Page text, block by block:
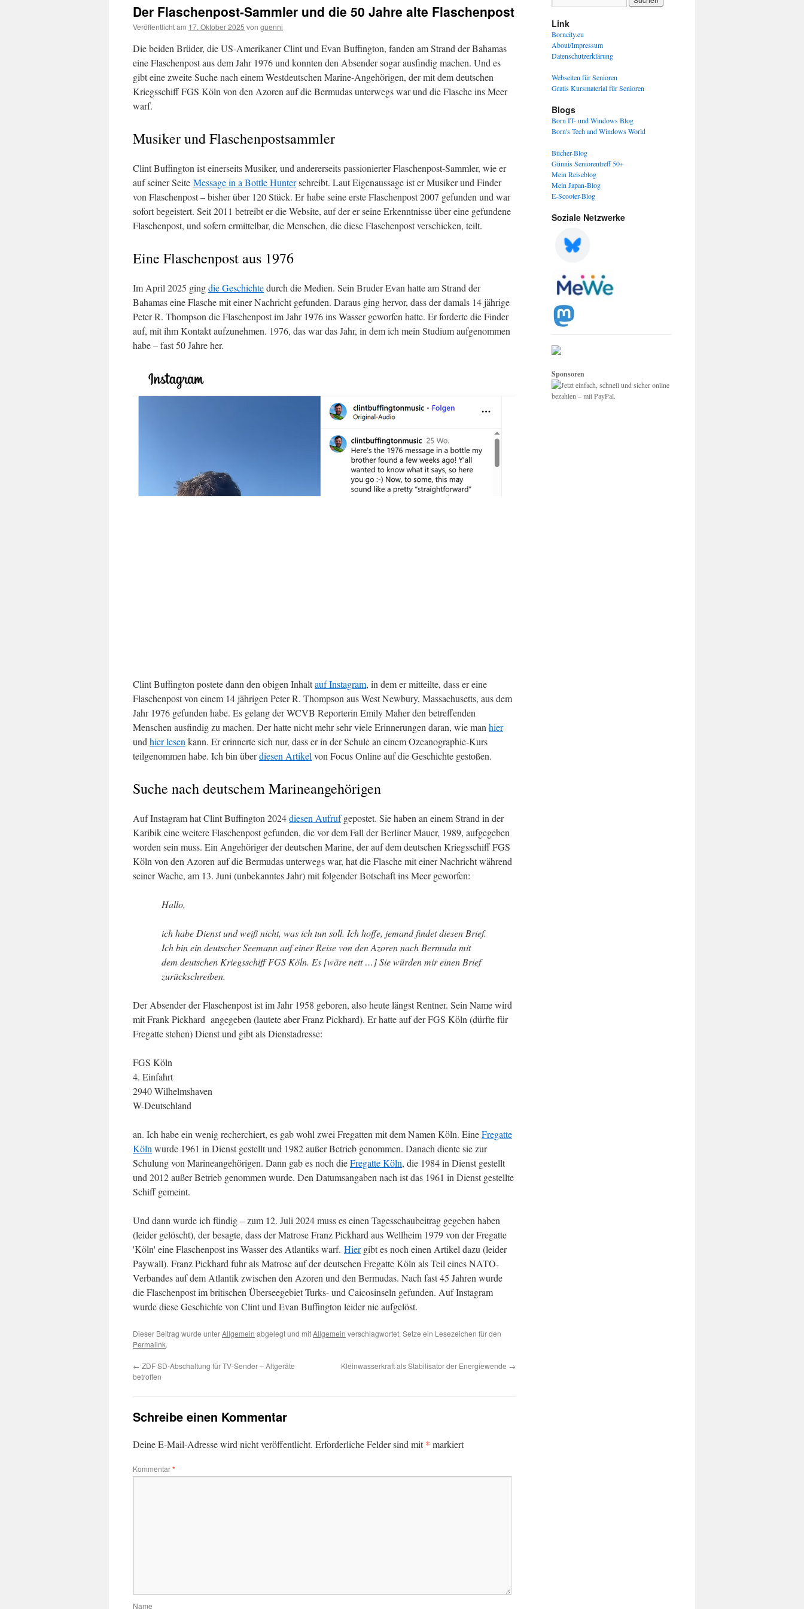
Der Flaschenpost-Sammler und die 50 Jahre alte Flaschenpost
Veröffentlicht am 17. Oktober 2025 von guenni
Die beiden Brüder, die US-Amerikaner Clint und Evan Buffington, fanden am Strand der Bahamas
eine Flaschenpost aus dem Jahr 1976 und konnten den Absender sogar ausfindig machen. Und es
gibt eine zweite Suche nach einem Westdeutschen Marine-Angehörigen, der mit dem deutschen
Kriegsschiff FGS Köln von den Azoren auf die Bermudas unterwegs war und die Flasche ins Meer
warf.
Musiker und Flaschenpostsammler
Clint Buffington ist einerseits Musiker, und andererseits passionierter Flaschenpost-Sammler, wie er
auf seiner Seite Message in a Bottle Hunterschreibt. Laut Eigenaussage ist er Musiker und Finder
von Flaschenpost – bisher über 120 Stück. Er habe seine erste Flaschenpost 2007 gefunden und war
sofort begeistert. Seit 2011 betreibt er die Website, auf der er seine Erkenntnisse über eine gefundene
Flaschenpost, und sofern ermittelbar, die Menschen, die diese Flaschenpost verschicken, teilt.
Eine Flaschenpost aus 1976
Im April 2025 gingdie Geschichtedurch die Medien. Sein Bruder Evan hatte am Strand der
Bahamas eine Flasche mit einer Nachricht gefunden. Daraus ging hervor, dass der damals 14 jährige
Peter R. Thompson die Flaschenpost im Jahr 1976 ins Wasser geworfen hatte. Er forderte die Finder
auf, mit ihm Kontakt aufzunehmen. 1976, das war das Jahr, in dem ich mein Studium aufgenommen
habe – fast 50 Jahre her.
Clint Buffington postete dann den obigen Inhaltauf Instagram, in dem er mitteilte, dass er eine
Flaschenpost von einem 14 jährigen Peter R. Thompson aus West Newbury, Massachusetts, aus dem
Jahr 1976 gefunden habe. Es gelang der WCVB Reporterin Emily Maher den betreffenden
Menschen ausfindig zu machen. Der hatte nicht mehr sehr viele Erinnerungen daran, wie man hier
und hier lesen kann. Er erinnerte sich nur, dass er in der Schule an einem Ozeanographie-Kurs
teilgenommen habe. Ich bin überdiesen Artikel von Focus Online auf die Geschichte gestoßen.
Suche nach deutschem Marineangehörigen
Auf Instagram hat Clint Buffington 2024diesen Aufrufgepostet. Sie haben an einem Strand in der
Karibik eine weitere Flaschenpost gefunden, die vor dem Fall der Berliner Mauer, 1989, aufgegeben
worden sein muss. Ein Angehöriger der deutschen Marine, der auf dem deutschen Kriegsschiff FGS
Köln von den Azoren auf die Bermudas unterwegs war, hat die Flasche mit einer Nachricht während
seiner Wache, am 13. Juni (unbekanntes Jahr) mit folgender Botschaft ins Meer geworfen:
Hallo,
ich habe Dienst und weiß nicht, was ich tun soll. Ich hoffe, jemand findet diesen Brief.
Ich bin ein deutscher Seemann auf einer Reise von den Azoren nach Bermuda mit
dem deutschen Kriegsschiff FGS Köln. Es [wäre nett …] Sie würden mir einen Brief
zurückschreiben.
Der Absender der Flaschenpost ist im Jahr 1958 geboren, also heute längst Rentner. Sein Name wird
mit Frank Pickhard angegeben (lautete aber Franz Pickhard). Er hatte auf der FGS Köln (dürfte für
Fregatte stehen) Dienst und gibt als Dienstadresse:
FGS Köln
4. Einfahrt
2940 Wilhelmshaven
W-Deutschland
an. Ich habe ein wenig recherchiert, es gab wohl zwei Fregatten mit dem Namen Köln. EineFregatte
Köln wurde 1961 in Dienst gestellt und 1982 außer Betrieb genommen. Danach diente sie zur
Schulung von Marineangehörigen. Dann gab es noch dieFregatte Köln, die 1984 in Dienst gestellt
und 2012 außer Betrieb genommen wurde. Den Datumsangaben nach ist das 1961 in Dienst gestellte
Schiff gemeint.
Und dann wurde ich fündig – zum 12. Juli 2024 muss es einen Tagesschaubeitrag gegeben haben
(leider gelöscht), der besagte, dass der Matrose Franz Pickhard aus Wellheim 1979 von der Fregatte
'Köln' eine Flaschenpost ins Wasser des Atlantiks warf. Hiergibt es noch einen Artikel dazu (leider
Paywall). Franz Pickhard fuhr als Matrose auf der deutschen Fregatte Köln als Teil eines NATO-
Verbandes auf dem Atlantik zwischen den Azoren und den Bermudas. Nach fast 45 Jahren wurde
die Flaschenpost im britischen Überseegebiet Turks- und Caicosinseln gefunden. Auf Instagram
wurde diese Geschichte von Clint und Evan Buffington leider nie aufgelöst.
Dieser Beitrag wurde unterAllgemein abgelegt und mitAllgemein verschlagwortet. Setze ein Lesezeichen für den
Permalink.
← ZDF SD-Abschaltung für TV-Sender – Altgeräte
betroffen
Kleinwasserkraft als Stabilisator der Energiewende →
Schreibe einen Kommentar
Deine E-Mail-Adresse wird nicht veröffentlicht. Erforderliche Felder sind mit* markiert
Kommentar*
Name
Link
Borncity.eu
About/Impressum
Datenschutzerklärung
Webseiten für Senioren
Gratis Kursmaterial für Senioren
Blogs
Born IT- und Windows Blog
Born's Tech and Windows World
Bücher-Blog
Günnis Seniorentreff 50+
Mein Reiseblog
Mein Japan-Blog
E-Scooter-Blog
Soziale Netzwerke
Sponsoren